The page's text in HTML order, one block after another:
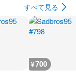
すべて見る
¥700